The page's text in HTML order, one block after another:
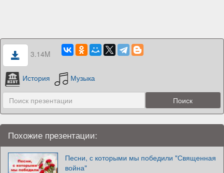
3.14M
История Музыка
Похожие презентации:
Песни, с которыми мы победили "Священная
война"